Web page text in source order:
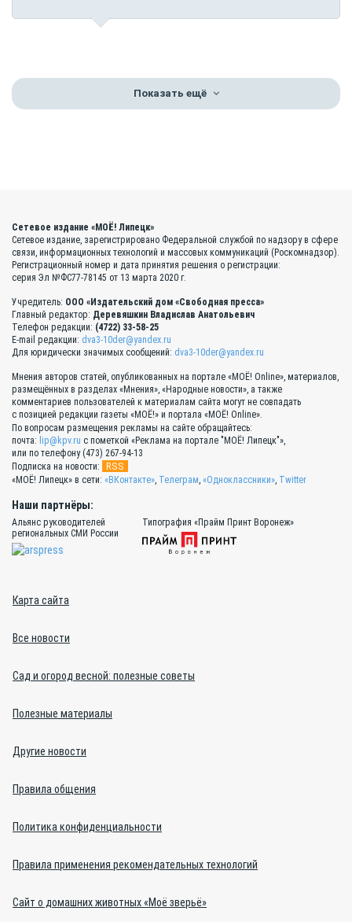
Показать ещё
Сетевое издание «МОЁ! Липецк»
Сетевое издание, зарегистрировано Федеральной службой по надзору в сфере
связи, информационных технологий и массовых коммуникаций (Роскомнадзор).
Регистрационный номер и дата принятия решения о регистрации:
серия Эл №ФС77-78145 от 13 марта 2020 г.
Учредитель: ООО «Издательский дом «Свободная пресса»
Главный редактор: Деревяшкин Владислав Анатольевич
Телефон редакции: (4722) 33-58-25
E-mail редакции: dva3-10der@yandex.ru
Для юридически значимых сообщений: dva3-10der@yandex.ru
Мнения авторов статей, опубликованных на портале «МОЁ! Online», материалов,
размещённых в разделах «Мнения», «Народные новости», а также
комментариев пользователей к материалам сайта могут не совпадать
с позицией редакции газеты «МОЁ!» и портала «МОЁ! Online».
По вопросам размещения рекламы на сайте обращайтесь:
почта: lip@kpv.ru с пометкой «Реклама на портале "МОЁ! Липецк"»,
или по телефону (473) 267-94-13
Подписка на новости:
RSS
«МОЁ! Липецк» в сети: «ВКонтакте», Телеграм, «Одноклассники», Twitter
Наши партнёры:
Альянс руководителей
региональных СМИ России
Типография «Прайм Принт Воронеж»
Карта сайта
Все новости
Сад и огород весной: полезные советы
Полезные материалы
Другие новости
Правила общения
Политика конфиденциальности
Правила применения рекомендательных технологий
Сайт о домашних животных «Моё зверьё»